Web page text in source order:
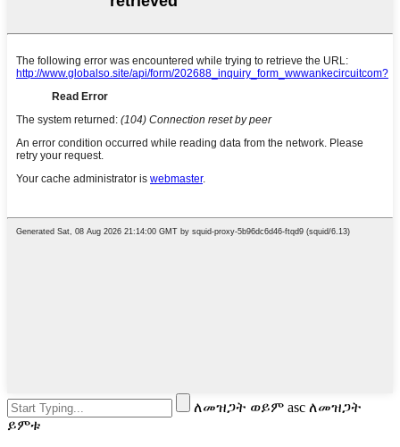
ለመዝጋት ወይም asc ለመዝጋት
ይምቱ